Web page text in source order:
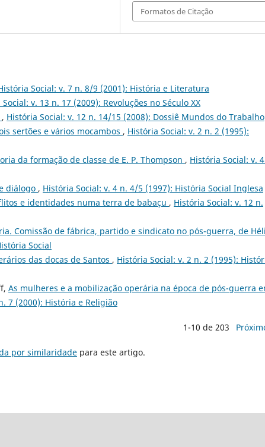
Formatos de Citação
Social: v. 7 n. 8/9 (2001): História e Literatura
v. 13 n. 17 (2009): Revoluções no Século XX
, História Social: v. 12 n. 14/15 (2008): Dossiê Mundos do Trabalho
sertões e vários mocambos , História Social: v. 2 n. 2 (1995):
da formação de classe de E. P. Thompson , História Social: v.
diálogo , História Social: v. 4 n. 4/5 (1997): História Social Inglesa
e identidades numa terra de babaçu , História Social: v. 12 n.
Comissão de fábrica, partido e sindicato no pós-guerra, de
Social
das docas de Santos , História Social: v. 2 n. 2 (1995):
As mulheres e a mobilização operária na época de pós-guerra
7 (2000): História e Religião
1-10 de 203
por similaridade para este artigo.